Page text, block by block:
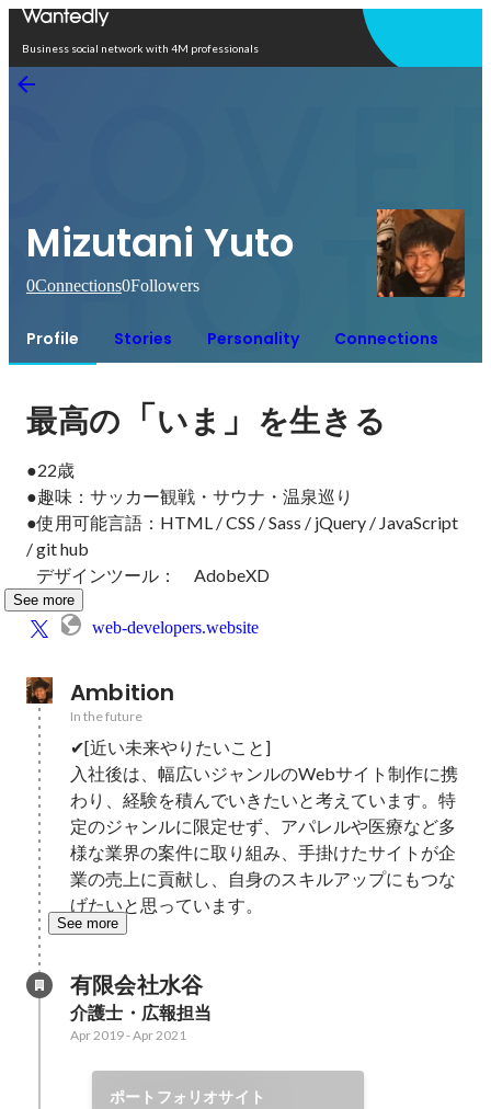
Business social network with 4M professionals
Mizutani Yuto
0Connections0Followers
Profile Stories Personality Connections
最高の 「いま 」 を生きる
●22歳
●趣味：サッカー観戦・サウナ・温泉巡り
●使用可能言語：HTML / CSS / Sass / jQuery / JavaScript
/ git hub
   デザインツール：　AdobeXD
See more
web-developers.website
Ambition
In the future
✔[近い未来やりたいこと]
入社後は、幅広いジャンルのWebサイト制作に携
わり、経験を積んでいきたいと考えています。特
定のジャンルに限定せず、アパレルや医療など多
様な業界の案件に取り組み、手掛けたサイトが企
業の売上に貢献し、自身のスキルアップにもつな
げたいと思っています。
See more
有限会社水谷
介護士・広報担当
Apr 2019-Apr 2021
ポートフォリオサイト